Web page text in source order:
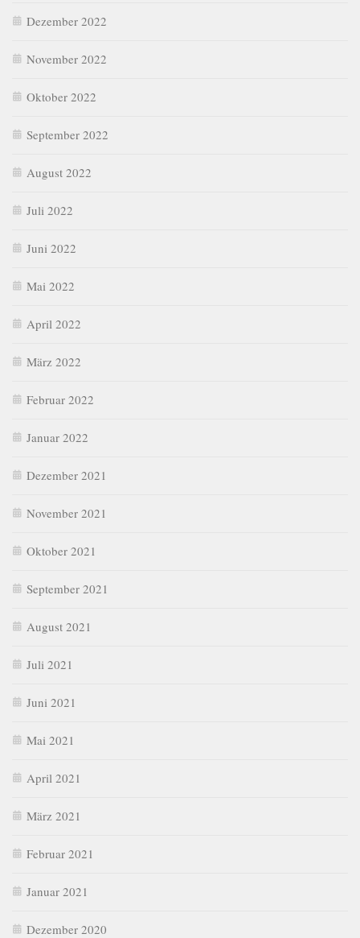
Dezember 2022
November 2022
Oktober 2022
September 2022
August 2022
Juli 2022
Juni 2022
Mai 2022
April 2022
März 2022
Februar 2022
Januar 2022
Dezember 2021
November 2021
Oktober 2021
September 2021
August 2021
Juli 2021
Juni 2021
Mai 2021
April 2021
März 2021
Februar 2021
Januar 2021
Dezember 2020